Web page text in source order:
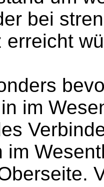
bei
erreicht
im
im